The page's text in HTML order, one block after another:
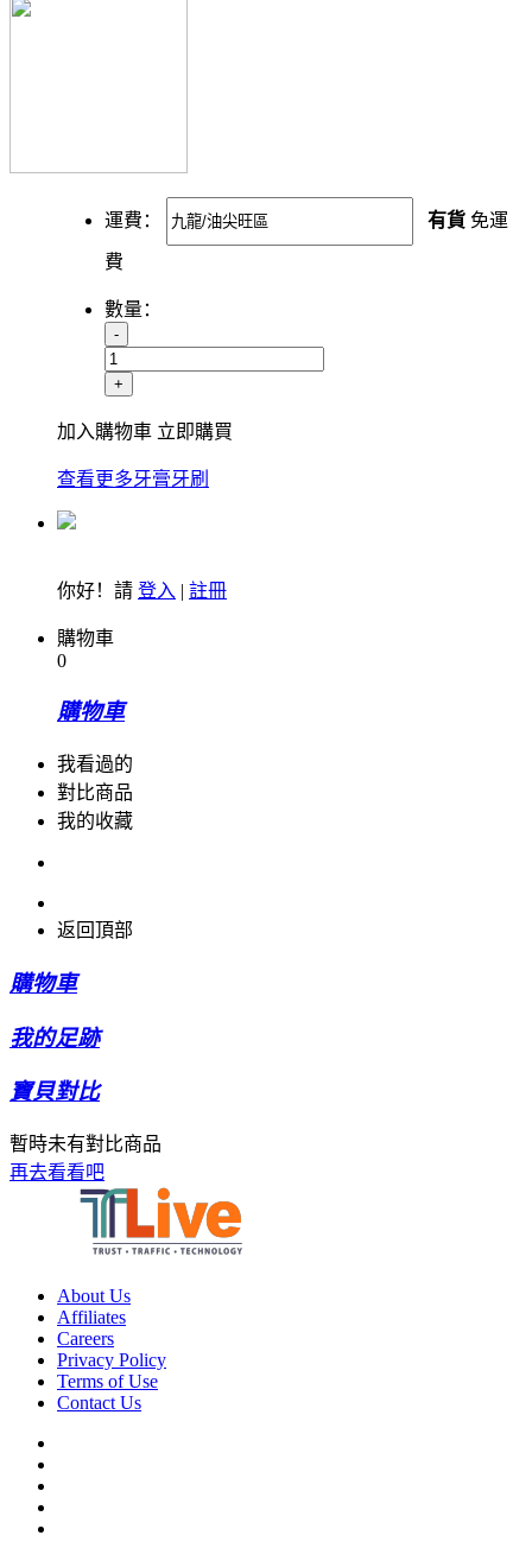
運費： 有貨 免運
費
數量：
-
+
加入購物車 立即購買
查看更多牙膏牙刷
你好！請 登入 | 註冊
購物車
0
購物車
我看過的
對比商品
我的收藏
返回頂部
購物車
我的足跡
寶貝對比
暫時未有對比商品
再去看看吧
About Us
Affiliates
Careers
Privacy Policy
Terms of Use
Contact Us